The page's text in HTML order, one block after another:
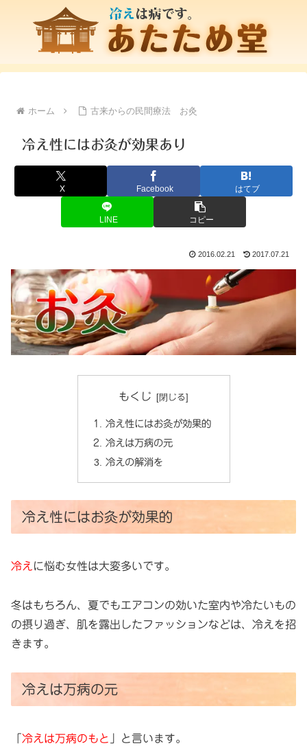
ホーム 古来からの民間療法 お灸
冷え性にはお灸が効果あり
X Facebook はてブ
LINE コピー
2016.02.21 2017.07.21
もくじ
冷え性にはお灸が効果的
冷えは万病の元
冷えの解消を
冷え性にはお灸が効果的
冷え に悩む女性は大変多いです。
冬はもちろん、夏でもエアコンの効いた室内や冷たいもの
の摂り過ぎ、肌を露出したファッションなどは、冷えを招
きます。
冷えは万病の元
冷えは万病のもと 」と言います。